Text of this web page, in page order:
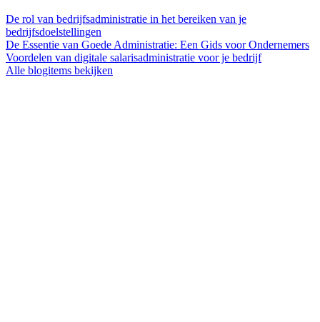
De rol van bedrijfsadministratie in het bereiken van je
bedrijfsdoelstellingen
De Essentie van Goede Administratie: Een Gids voor Ondernemers
Voordelen van digitale salarisadministratie voor je bedrijf
Alle blogitems bekijken